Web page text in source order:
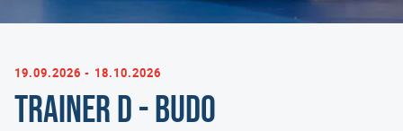
19.09.2026 - 18.10.2026
Trainer D - Budo